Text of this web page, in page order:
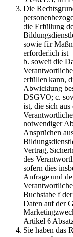
Die
die Erfüllung
sowie für
erforderlich ist
b. soweit die
erfüllen kann,
Abwicklung
DSGVO; c.
ist, die sich aus
notwendiger
Ansprüchen
Vertrag,
des
sofern dies
Anfrage und
Buchstabe f
Daten auf der
Artikel 6
Sie haben das